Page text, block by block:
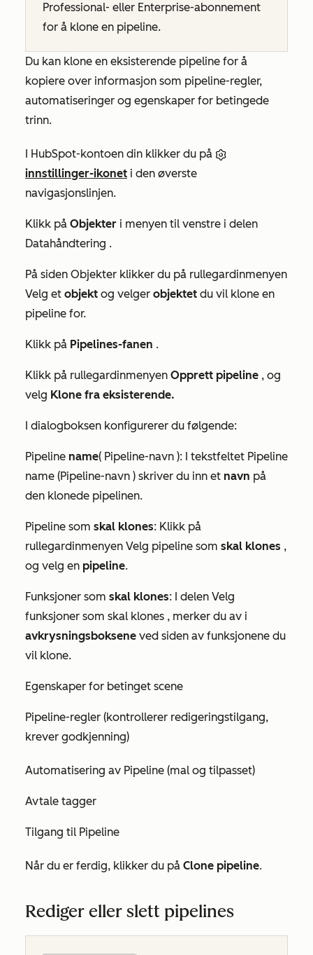
Professional- eller Enterprise-abonnement
for å klone en pipeline.
Du kan klone en eksisterende pipeline for å
kopiere over informasjon som pipeline-regler,
automatiseringer og egenskaper for betingede
trinn.
I HubSpot-kontoen din klikker du på
innstillinger-ikonet i den øverste
navigasjonslinjen.
Klikk på Objekter i menyen til venstre i delen
Datahåndtering .
På siden Objekter klikker du på rullegardinmenyen
Velg et objekt og velger objektet du vil klone en
pipeline for.
Klikk på Pipelines-fanen .
Klikk på rullegardinmenyen Opprett pipeline , og
velg Klone fra eksisterende.
I dialogboksen konfigurerer du følgende:
Pipeline name( Pipeline-navn ): I tekstfeltet Pipeline
name (Pipeline-navn ) skriver du inn et navn på
den klonede pipelinen.
Pipeline som skal klones: Klikk på
rullegardinmenyen Velg pipeline som skal klones ,
og velg en pipeline.
Funksjoner som skal klones: I delen Velg
funksjoner som skal klones , merker du av i
avkrysningsboksene ved siden av funksjonene du
vil klone.
Egenskaper for betinget scene
Pipeline-regler (kontrollerer redigeringstilgang,
krever godkjenning)
Automatisering av Pipeline (mal og tilpasset)
Avtale tagger
Tilgang til Pipeline
Når du er ferdig, klikker du på Clone pipeline.
Rediger eller slett pipelines